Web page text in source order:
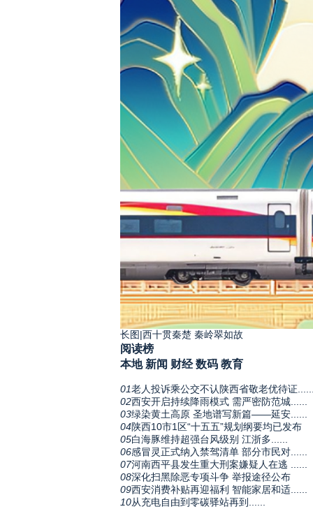
长图|西十贯秦楚 秦岭翠如故
阅读榜
本地 新闻 财经 数码 教育
01老人投诉乘公交不认陕西省敬老优待证
02西安开启持续降雨模式 需严密防范城......
03绿染黄土高原 圣地谱写新篇——延安......
04陕西10市1区“十五五”规划纲要均已发布
05白海豚维持超强台风级别 江浙多......
06感冒灵正式纳入禁驾清单 部分市民对......
07河南西平县发生重大刑案嫌疑人在逃 ......
08深化扫黑除恶专项斗争 举报途径公布
09西安消费补贴再迎福利 智能家居和适......
10从充电自由到零碳驿站再到......